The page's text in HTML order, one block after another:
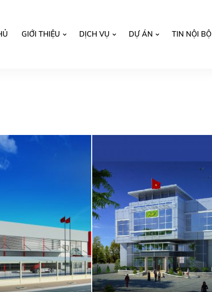
GIỚI THIỆU DỊCH VỤ DỰ ÁN TIN NỘI BỘ